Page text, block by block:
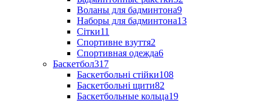
Воланы для бадминтона9
Наборы для бадминтона13
Сітки11
Спортивне взуття2
Спортивная одежда6
Баскетбол317
Баскетбольні стійки108
Баскетбольні щити82
Баскетбольные кольца19